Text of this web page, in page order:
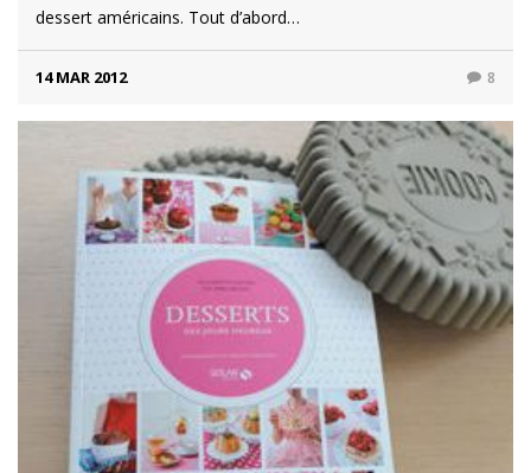
dessert américains. Tout d’abord…
14 MAR 2012 8